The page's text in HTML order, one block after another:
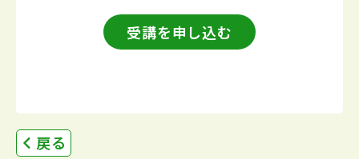
受講を申し込む
戻る